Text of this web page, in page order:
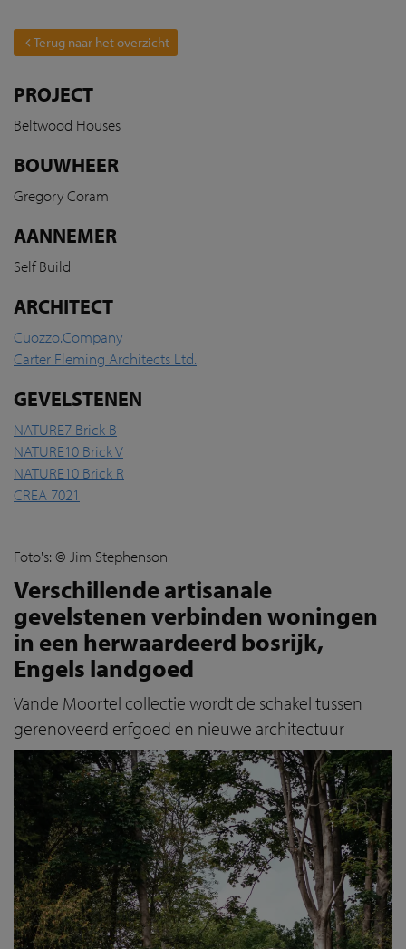
Terug naar het overzicht
PROJECT
Beltwood Houses
BOUWHEER
Gregory Coram
AANNEMER
Self Build
ARCHITECT
Cuozzo.Company
Carter Fleming Architects Ltd.
GEVELSTENEN
NATURE7 Brick B
NATURE10 Brick V
NATURE10 Brick R
CREA 7021
Foto's: © Jim Stephenson
Verschillende artisanale
gevelstenen verbinden woningen
in een herwaardeerd bosrijk,
Engels landgoed
Vande Moortel collectie wordt de schakel tussen
gerenoveerd erfgoed en nieuwe architectuur